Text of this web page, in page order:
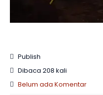
Publish
Dibaca 208 kali
Belum ada Komentar